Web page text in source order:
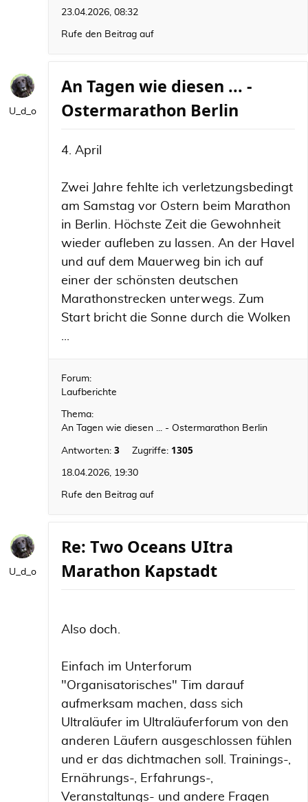
23.04.2026, 08:32
Rufe den Beitrag auf
U_d_o
An Tagen wie diesen ... -
Ostermarathon Berlin
4. April
Zwei Jahre fehlte ich verletzungsbedingt
am Samstag vor Ostern beim Marathon
in Berlin. Höchste Zeit die Gewohnheit
wieder aufleben zu lassen. An der Havel
und auf dem Mauerweg bin ich auf
einer der schönsten deutschen
Marathonstrecken unterwegs. Zum
Start bricht die Sonne durch die Wolken
...
Forum:
Laufberichte
Thema:
An Tagen wie diesen ... - Ostermarathon Berlin
Antworten: 3 Zugriffe: 1305
18.04.2026, 19:30
Rufe den Beitrag auf
U_d_o
Re: Two Oceans UItra
Marathon Kapstadt
Also doch.
Einfach im Unterforum
"Organisatorisches" Tim darauf
aufmerksam machen, dass sich
Ultraläufer im Ultraläuferforum von den
anderen Läufern ausgeschlossen fühlen
und er das dichtmachen soll. Trainings-,
Ernährungs-, Erfahrungs-,
Veranstaltungs- und andere Fragen